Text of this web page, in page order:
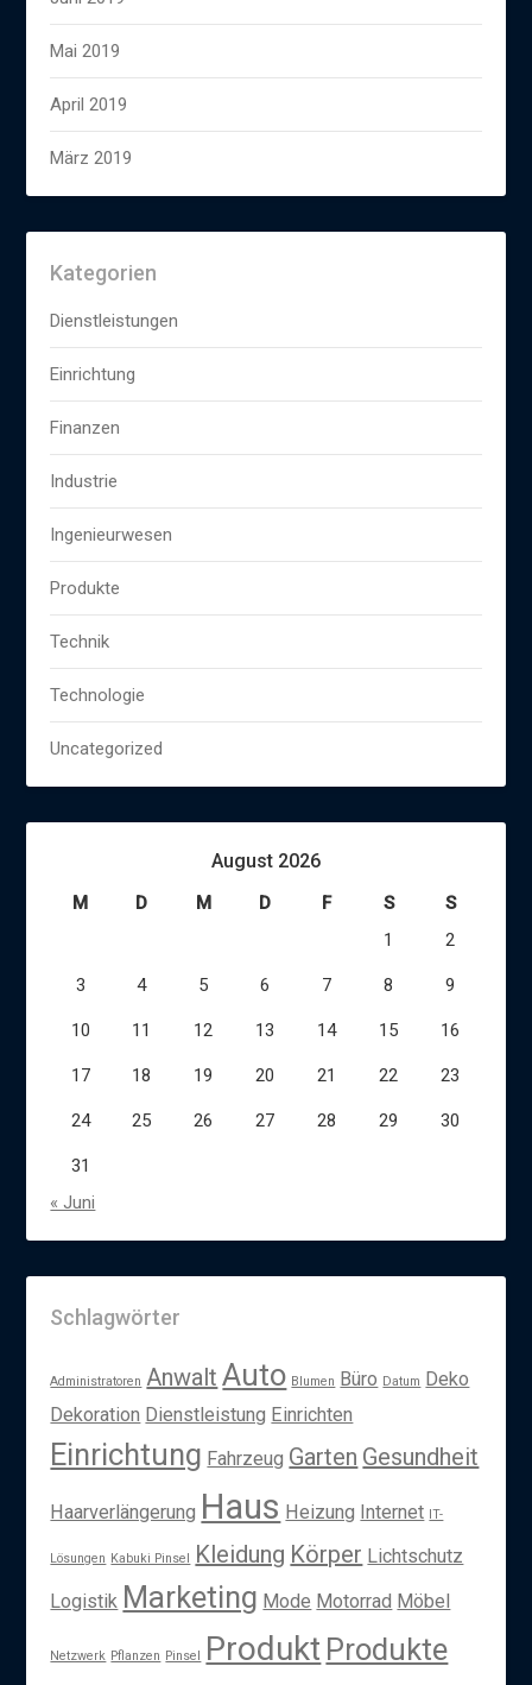
Mai 2019
April 2019
März 2019
Kategorien
Dienstleistungen
Einrichtung
Finanzen
Industrie
Ingenieurwesen
Produkte
Technik
Technologie
Uncategorized
August 2026
M D M D F S
S
1
2
3 4 5 6 7 8 9
10 11 12 13 14 15 16
17 18 19 20 21 22 23
24 25 26 27 28 29 30
31
« Juni
Schlagwörter
Administratoren Anwalt Auto Blumen Büro Datum Deko
Dekoration Dienstleistung Einrichten
Einrichtung Fahrzeug Garten Gesundheit
Haarverlängerung Haus Heizung Internet IT-
Lösungen Kabuki Pinsel Kleidung Körper Lichtschutz
Logistik Marketing Mode Motorrad Möbel
Netzwerk Pflanzen Pinsel Produkt Produkte